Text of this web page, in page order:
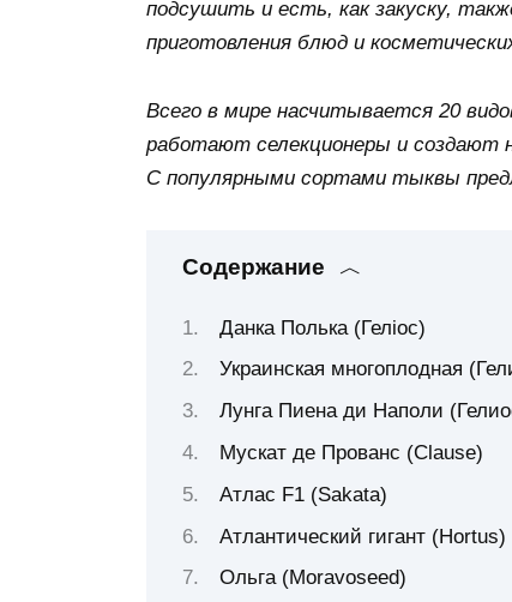
подсушить и есть, как закуску,
приготовления блюд и
Всего в мире насчитывается 20
работают селекционеры и создают
С популярными сортами тыквы
Содержание
Данка Полька (Геліос)
Украинская многоплодная
Лунга Пиена ди Наполи
Мускат де Прованс (Clause)
Атлас F1 (Sakata)
Атлантический гигант (Hortus)
Ольга (Moravoseed)